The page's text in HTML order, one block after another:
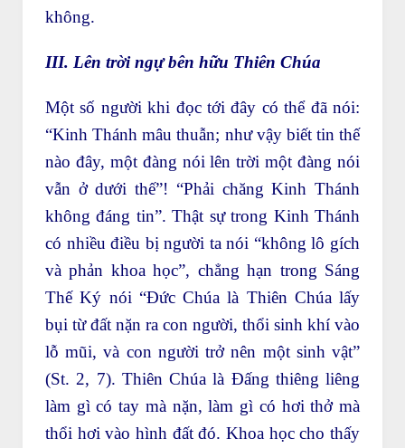
không.
III. Lên trời ngự bên hữu Thiên Chúa
Một số người khi đọc tới đây có thể đã nói:
“Kinh Thánh mâu thuẫn; như vậy biết tin thế
nào đây, một đàng nói lên trời một đàng nói
vẫn ở dưới thế”! “Phải chăng Kinh Thánh
không đáng tin”. Thật sự trong Kinh Thánh
có nhiều điều bị người ta nói “không lô gích
và phản khoa học”, chẳng hạn trong Sáng
Thế Ký nói “Đức Chúa là Thiên Chúa lấy
bụi từ đất nặn ra con người, thổi sinh khí vào
lỗ mũi, và con người trở nên một sinh vật”
(St. 2, 7). Thiên Chúa là Đấng thiêng liêng
làm gì có tay mà nặn, làm gì có hơi thở mà
thổi hơi vào hình đất đó. Khoa học cho thấy